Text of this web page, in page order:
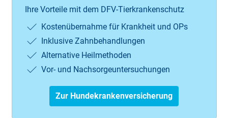
Ihre Vorteile mit dem DFV-Tierkrankenschutz
Kostenübernahme für Krankheit und OPs
Inklusive Zahnbehandlungen
Alternative Heilmethoden
Vor- und Nachsorgeuntersuchungen
Zur Hundekrankenversicherung